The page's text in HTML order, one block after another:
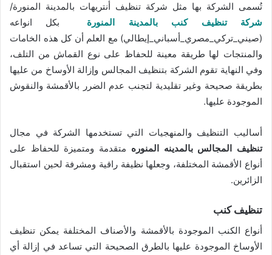
تُسمى الشركة بها مثل شركة تنظيف أنتريهات بالمدينة المنورة/
شركة تنظيف كنب بالمدينة المنورة بكل انواعه
(صيني_تركي_مصري_أسباني_إيطالي) مع العلم أن كل هذه الخامات
والمنتجات لها طريقة معينة للحفاظ على نوع القماش من التلف،
وفي النهاية تقوم الشركة بتنظيف المجالس وإزالة الأوساخ من عليها
بطريقة صحيحة وغير تقليدية لتجنب عدم الضرر بالأقمشة والنقوش
الموجودة عليها.
أساليب التنظيف والمنهجيات التي تستخدمها الشركة في مجال
تنظيف المجالس بالمدينه المنوره متقدمة ومتميزة للحفاظ على
أنواع الأقمشة المختلفة، وجعلها نظيفة راقية ومشرفة لحين استقبال
الزائرين.
تنظيف كنب
أنواع الكنب الموجودة بالأقمشة والأصناف المختلفة يمكن تنظيف
الأوساخ الموجودة عليها بالطرق الصحيحة التي تساعد في إزالة أي